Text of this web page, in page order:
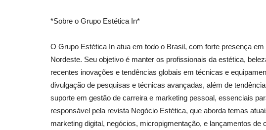
*Sobre o Grupo Estética In*
O Grupo Estética In atua em todo o Brasil, com forte presença
Nordeste. Seu objetivo é manter os profissionais da estética,
recentes inovações e tendências globais em técnicas e
divulgação de pesquisas e técnicas avançadas, além de
suporte em gestão de carreira e marketing pessoal, essenciais
responsável pela revista Negócio Estética, que aborda temas
marketing digital, negócios, micropigmentação, e lançamentos de
piorado muito significativamente...